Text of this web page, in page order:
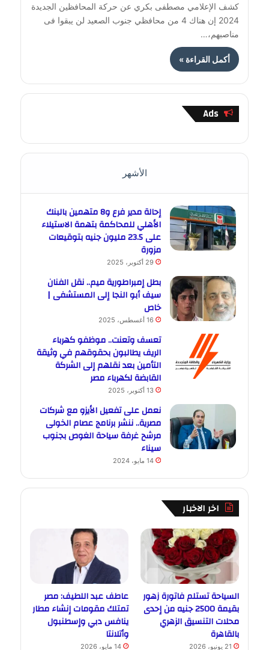
كشف الإعلامي مصطفى بكري عن حركة المحافظين الجديدة
2024 إن هناك 4 من محافظي جنوب الصعيد لن يبقوا فى
مناصبهم،…
أكمل القراءة »
Ads
الأشهر
إحالة مدير فرع و8 متهمين بالبنك
الأهلي للمحاكمة بتهمة الاستيلاء
على 23.5 مليون جنيه بتوقيعات
مزورة
29 أكتوبر، 2025
بطل إمبراطورية ميم.. نقل الفنان
سيف أبو النجا إلى المستشفى |
خاص
16 أغسطس، 2025
تعسف وتعنت.. موظفو كهرباء
الريف يطالبون بحقوقهم في وثيقة
التأمين بعد نقلهم إلى الشركة
القابضة لكهرباء مصر
13 أكتوبر، 2025
نعمل على تفعيل الأيزو مع شركات
مصرية.. ننشر برنامج عصام الخولى
مرشح غرفة سياحة الغوص بجنوب
سيناء
14 مايو، 2024
اخر الاخبار
السياحة تستلم فاتورة زهور
بقيمة 2500 جنيه من إحدى
محلات التنسيق الزهري
بالقاهرة
21 يونيو، 2026
عاطف عبد اللطيف: مصر
تمتلك مقومات إنشاء مطار
ينافس دبي وإسطنبول
وأتلانتا
14 مايو، 2026